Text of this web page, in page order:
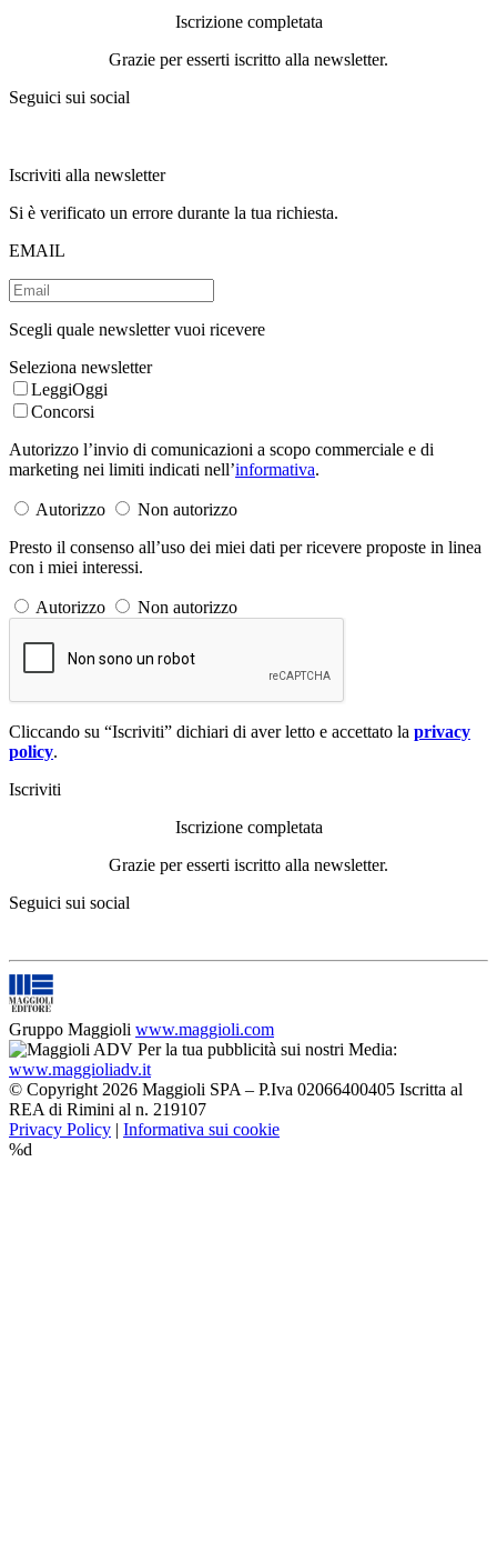
Iscrizione completata
Grazie per esserti iscritto alla newsletter.
Seguici sui social
Iscriviti alla newsletter
Si è verificato un errore durante la tua richiesta.
EMAIL
Scegli quale newsletter vuoi ricevere
Seleziona newsletter
LeggiOggi
Concorsi
Autorizzo l’invio di comunicazioni a scopo commerciale e di
marketing nei limiti indicati nell’informativa.
Autorizzo
Non autorizzo
Presto il consenso all’uso dei miei dati per ricevere proposte in linea
con i miei interessi.
Autorizzo Non autorizzo
Cliccando su “Iscriviti” dichiari di aver letto e accettato la privacy
policy.
Iscriviti
Iscrizione completata
Grazie per esserti iscritto alla newsletter.
Seguici sui social
Gruppo Maggioli www.maggioli.com
Per la tua pubblicità sui nostri Media:
www.maggioliadv.it
© Copyright 2026 Maggioli SPA – P.Iva 02066400405 Iscritta al
REA di Rimini al n. 219107
Privacy Policy | Informativa sui cookie
%d